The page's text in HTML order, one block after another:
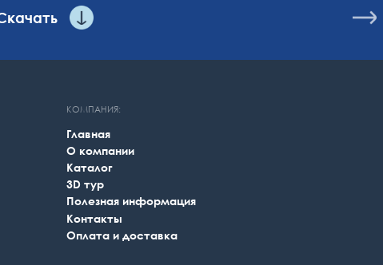
КОМПАНИЯ:
Главная
О компании
Каталог
3D тур
Полезная информация
Контакты
Оплата и доставка